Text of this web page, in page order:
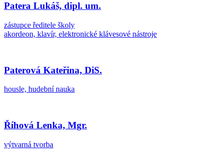
Patera Lukáš, dipl. um.
zástupce ředitele školy
akordeon, klavír, elektronické klávesové nástroje
Paterová Kateřina, DiS.
housle, hudební nauka
Říhová Lenka, Mgr.
výtvarná tvorba